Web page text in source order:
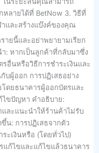
ลายได้ที่ BetNow 3. วิธีที่
และสร้างแบ๊งค์ของคุณ
ายนี้และอย่าพยายามเรียก
: หากเป็นลูกค้าที่กลับมาซึ่ง
อื่นหรือวิธีการชำระเงินและ
ผู้ออก การปฏิเสธอย่าง
โดยธนาคารผู้ออกบัตรและ
ไขปัญหา คำอธิบาย:
ละแนะนำให้ร้านค้าไม่รับ
น: การปฏิเสธจากตัว
ระเงินหรือ (โดยทั่วไป)
แก้ไขและแก้ไขแล้วธนาคาร